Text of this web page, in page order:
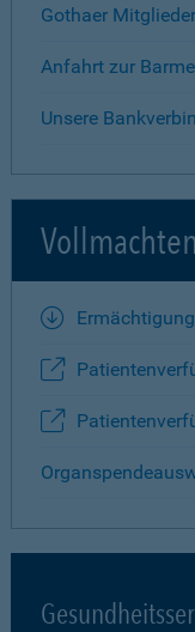
Gothaer
Anfahrt zur
Unsere